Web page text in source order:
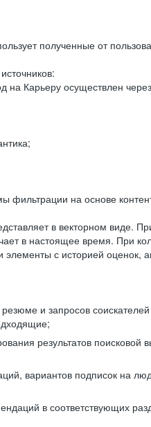
полученные от
на Карьеру осуществлен
на основе
в векторном виде.
в настоящее время. При
с историей оценок,
и запросов
результатов
вариантов подписок на
в соответствующих